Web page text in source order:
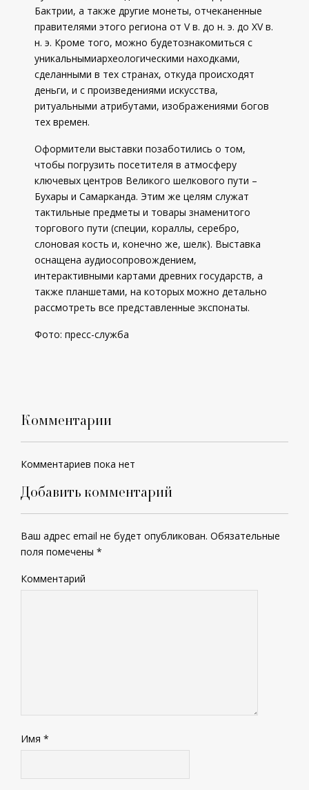
Бактрии, а также другие монеты, отчеканенные
правителями этого региона от V в. до н. э. до XV в.
н. э. Кроме того, можно будетознакомиться с
уникальнымиархеологическими находками,
сделанными в тех странах, откуда происходят
деньги, и с произведениями искусства,
ритуальными атрибутами, изображениями богов
тех времен.
Оформители выставки позаботились о том,
чтобы погрузить посетителя в атмосферу
ключевых центров Великого шелкового пути –
Бухары и Самарканда. Этим же целям служат
тактильные предметы и товары знаменитого
торгового пути (специи, кораллы, серебро,
слоновая кость и, конечно же, шелк). Выставка
оснащена аудиосопровождением,
интерактивными картами древних государств, а
также планшетами, на которых можно детально
рассмотреть все представленные экспонаты.
Фото: пресс-служба
Комментарии
Комментариев пока нет
Добавить комментарий
Ваш адрес email не будет опубликован. Обязательные
поля помечены *
Комментарий
Имя *